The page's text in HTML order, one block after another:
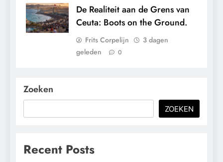
De Realiteit aan de Grens van
Ceuta: Boots on the Ground.
Frits Corpelijn
3 dagen
geleden
0
Zoeken
ZOEKEN
Recent Posts